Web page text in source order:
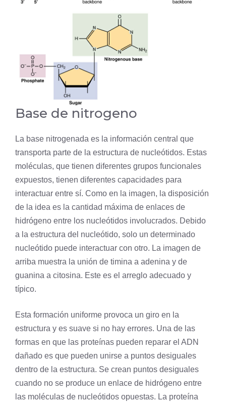
Base de nitrogeno
La base nitrogenada es la información central que
transporta parte de la estructura de nucleótidos. Estas
moléculas, que tienen diferentes grupos funcionales
expuestos, tienen diferentes capacidades para
interactuar entre sí. Como en la imagen, la disposición
de la idea es la cantidad máxima de enlaces de
hidrógeno entre los nucleótidos involucrados. Debido
a la estructura del nucleótido, solo un determinado
nucleótido puede interactuar con otro. La imagen de
arriba muestra la unión de timina a adenina y de
guanina a citosina. Este es el arreglo adecuado y
típico.
Esta formación uniforme provoca un giro en la
estructura y es suave si no hay errores. Una de las
formas en que las proteínas pueden reparar el ADN
dañado es que pueden unirse a puntos desiguales
dentro de la estructura. Se crean puntos desiguales
cuando no se produce un enlace de hidrógeno entre
las moléculas de nucleótidos opuestas. La proteína